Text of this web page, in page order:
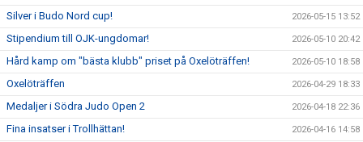
Silver i Budo Nord cup! 2026-05-15 13:52
Stipendium till OJK-ungdomar! 2026-05-10 20:42
Hård kamp om "bästa klubb" priset på Oxelöträffen! 2026-05-10 18:58
Oxelöträffen 2026-04-29 18:33
Medaljer i Södra Judo Open 2 2026-04-18 22:36
Fina insatser i Trollhättan! 2026-04-16 14:58